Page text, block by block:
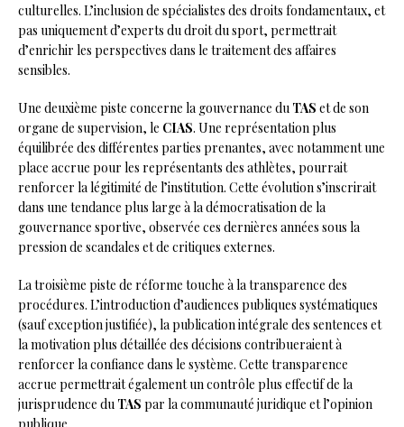
culturelles. L’inclusion de spécialistes des droits fondamentaux, et
pas uniquement d’experts du droit du sport, permettrait
d’enrichir les perspectives dans le traitement des affaires
sensibles.
Une deuxième piste concerne la gouvernance du TAS et de son
organe de supervision, le CIAS. Une représentation plus
équilibrée des différentes parties prenantes, avec notamment une
place accrue pour les représentants des athlètes, pourrait
renforcer la légitimité de l’institution. Cette évolution s’inscrirait
dans une tendance plus large à la démocratisation de la
gouvernance sportive, observée ces dernières années sous la
pression de scandales et de critiques externes.
La troisième piste de réforme touche à la transparence des
procédures. L’introduction d’audiences publiques systématiques
(sauf exception justifiée), la publication intégrale des sentences et
la motivation plus détaillée des décisions contribueraient à
renforcer la confiance dans le système. Cette transparence
accrue permettrait également un contrôle plus effectif de la
jurisprudence du TAS par la communauté juridique et l’opinion
publique.